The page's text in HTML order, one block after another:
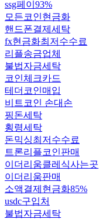
ssg페이93%
모든코인현금화
핸드폰결제세탁
fx현금화최저수수료
리플송금업체
불법자금세탁
코인체크카드
테더코인매입
비트코인 손대손
핑돈세탁
횡령세탁
돈믹싱최저수수료
트론리플코인판매
이더리움클레식사는곳
이더리움판매
소액결제현금화85%
usdc구입처
불법자금세탁